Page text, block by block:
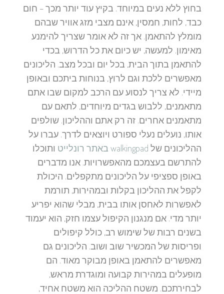
בחוץ ללא נעים במיוחד. בקיץ עוד יותר מכך – חום
כבד, לחות, חמסין, אינם מצבי מזג אוויר שבהם
מומלץ להתאמן. אך זה לא אומר שצריך להימנע
מאימון. למעשה, יש כיום את כל הדרוש, בכדי
להתאמן בתוך הבית, בכל יום ובכל מצב. הליכונים
מאפשרים ללכת וגם לרוץ, בנוחות ביתכם ובאופן
מיידי. לא צריך לנסוע עם הרכב למקום שבו אתם
מתאמנים, ללבוש בגדים מיוחדים, לתאם עם
מתאמנים אחרים. זה רק אתם וההליכון. שולפים
אותו, נועלים נעלי ספורט ויוצאים לדרך. עברו על
ההליכונים של walkingpad באתר רונלייט
ותוכלו
להתרשם בעצמכם מהאפשרויות. אנו מדברים
באופן ספציפי על הליכונים מתקפלים. היכולת
לקפל את ההליכון בקלות ובמהירות, תורמת
לאפשרות לאחסן אותו בבית, מבלי שהוא יפריע
יותר מדי. אם מנגנון הקיפול עצמו חזק, הוא יעמוד
בשנים רבות של שימוש רב, כולל קיפולים
ופריסות של המכשיר שוב ושוב. הליכונים גם
מאפשרים להתאמן באופן מבוקר מאוד. הם
מופעלים במהירות קבועה ומוגדרת מראש,
לבחירתכם. משטח ההליכה הוא משטח אחיד,